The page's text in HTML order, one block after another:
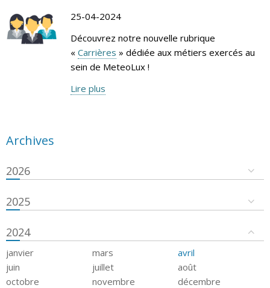
25-04-2024
Découvrez notre nouvelle rubrique
« Carrières » dédiée aux métiers exercés au
sein de MeteoLux !
Lire plus
Archives
2026
2025
2024
janvier mars
avril
juin
juillet
août
octobre
novembre décembre